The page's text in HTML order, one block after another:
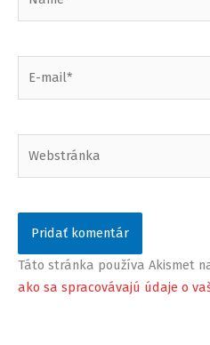
Táto stránka používa Akismet
ako sa spracovávajú údaje o